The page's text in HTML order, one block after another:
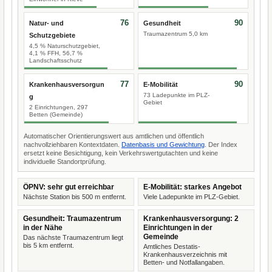
Natur- und
Schutzgebiete
4,5 % Naturschutzgebiet,
4,1 % FFH, 56,7 %
Landschaftsschutz
76 Gesundheit
Traumazentrum 5,0 km
90
Krankenhausversorgun
g
2 Einrichtungen, 297
Betten (Gemeinde)
77 E-Mobilität
73 Ladepunkte im PLZ-
Gebiet
90
Automatischer Orientierungswert aus amtlichen und öffentlich
nachvollziehbaren Kontextdaten. Datenbasis und Gewichtung . Der Index
ersetzt keine Besichtigung, kein Verkehrswertgutachten und keine
individuelle Standortprüfung.
ÖPNV: sehr gut erreichbar
Nächste Station bis 500 m entfernt.
E-Mobilität: starkes Angebot
Viele Ladepunkte im PLZ-Gebiet.
Gesundheit: Traumazentrum
in der Nähe
Das nächste Traumazentrum liegt
bis 5 km entfernt.
Krankenhausversorgung: 2
Einrichtungen in der
Gemeinde
Amtliches Destatis-
Krankenhausverzeichnis mit
Betten- und Notfallangaben.